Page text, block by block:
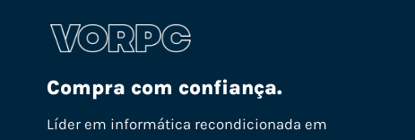
Compra com confiança.
Líder em informática recondicionada em